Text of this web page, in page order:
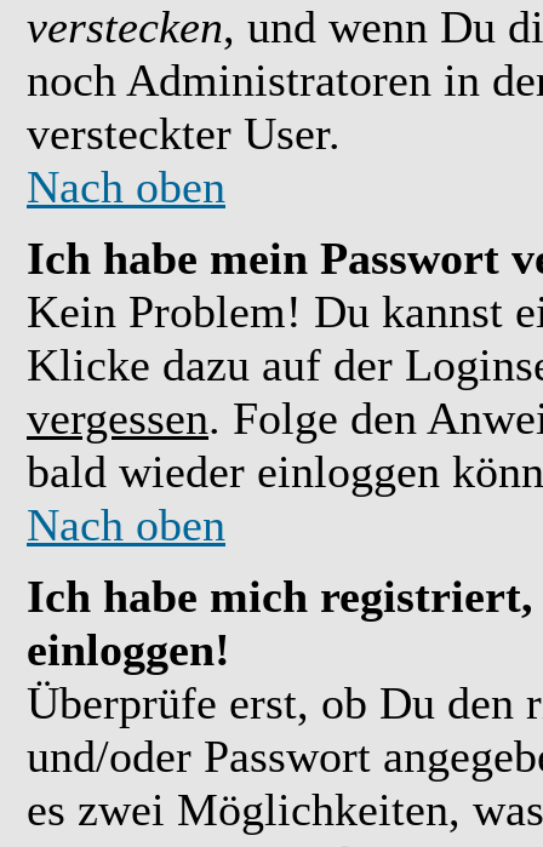
verstecken, und wenn Du
noch Administratoren in
versteckter User.
Nach oben
Ich habe mein Passwort
Kein Problem! Du kannst
Klicke dazu auf der
vergessen. Folge den
bald wieder einloggen
Nach oben
Ich habe mich
einloggen!
Überprüfe erst, ob Du den
und/oder Passwort
es zwei Möglichkeiten,